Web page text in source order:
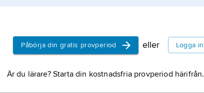
Påbörja din gratis provperiod eller Logga in
Är du lärare? Starta din kostnadsfria provperiod härifrån.